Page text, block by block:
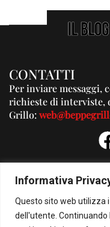
Informativa
Questo sito web utilizza
dell'utente.
CONTATTI
Per inviare messaggi,
richieste di interviste,
Grillo: